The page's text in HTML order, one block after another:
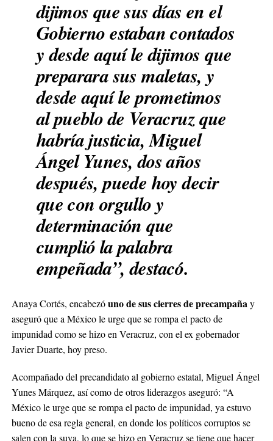
dijimos que sus días en el
Gobierno estaban contados
y desde aquí le dijimos que
preparara sus maletas, y
desde aquí le prometimos
al pueblo de Veracruz que
habría justicia, Miguel
Ángel Yunes, dos años
después, puede hoy decir
que con orgullo y
determinación que
cumplió la palabra
empeñada”, destacó.
Anaya Cortés, encabezóuno de sus cierres de precampañay
aseguró que a México le urge que se rompa el pacto de
impunidad como se hizo en Veracruz, con el ex gobernador
Javier Duarte, hoy preso.
Acompañado del precandidato al gobierno estatal, Miguel Ángel
Yunes Márquez, así como de otros liderazgos aseguró: “A
México le urge que se rompa el pacto de impunidad, ya estuvo
bueno de esa regla general, en donde los políticos corruptos se
salen con la suya, lo que se hizo en Veracruz se tiene que hacer